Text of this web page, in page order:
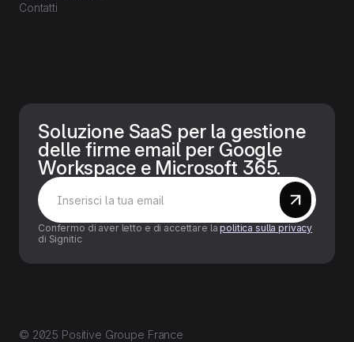
Contatti
Soluzione SaaS per la gestione
delle firme email per Google
Workspace e Microsoft 365.
Confermo di aver letto e di accettare lapolitica sulla privacy
di Signitic
© 2025 Positive Groupe France